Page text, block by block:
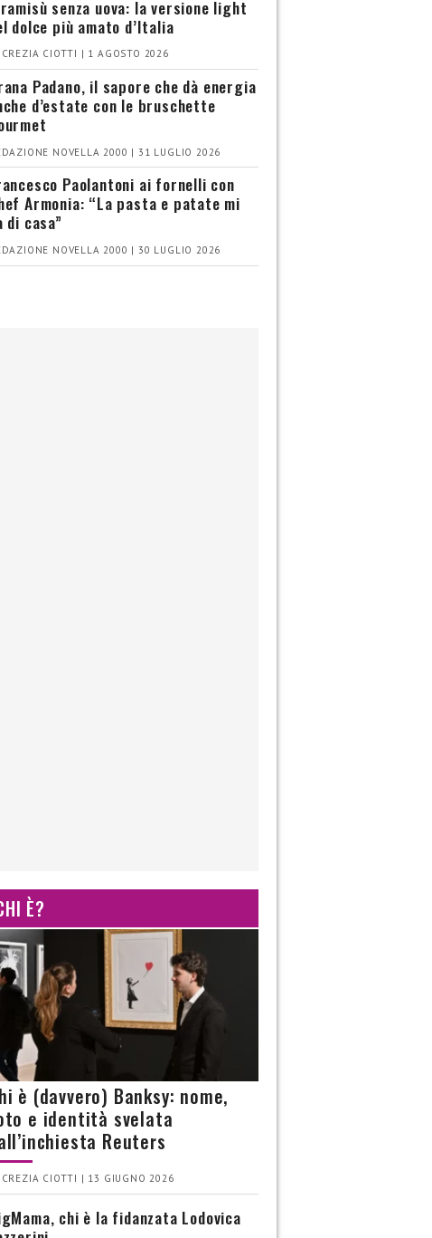
senza uova: la versione light
dolce più amato d’Italia
CIOTTI | 1 AGOSTO 2026
Padano, il sapore che dà energia
d’estate con le bruschette
NOVELLA 2000 | 31 LUGLIO 2026
Paolantoni ai fornelli con
Armonia: “La pasta e patate mi
di casa”
NOVELLA 2000 | 30 LUGLIO 2026
È?
è (davvero) Banksy: nome,
e identità svelata
Reuters
CIOTTI | 13 GIUGNO 2026
chi è la fidanzata Lodovica